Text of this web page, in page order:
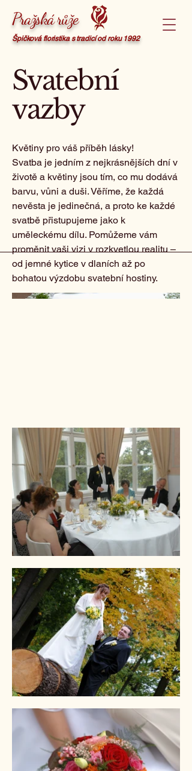
Pražská růže
Špičková floristika s tradicí od roku 1992
Svatební
vazby
Květiny pro váš příběh lásky!
Svatba je jedním z nejkrásnějších dní v
životě a květiny jsou tím, co mu dodává
barvu, vůni a duši. Věříme, že každá
nevěsta je jedinečná, a proto ke každé
svatbě přistupujeme jako k
uměleckému dílu. Pomůžeme vám
proměnit vaši vizi v rozkvetlou realitu –
od jemné kytice v dlaních až po
bohatou výzdobu svatební hostiny.